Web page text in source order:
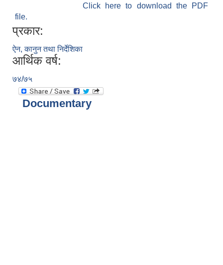
Click here to download the PDF
file.
प्रकार:
ऐन, कानुन तथा निर्देशिका
आर्थिक वर्ष:
७४/७५
Documentary